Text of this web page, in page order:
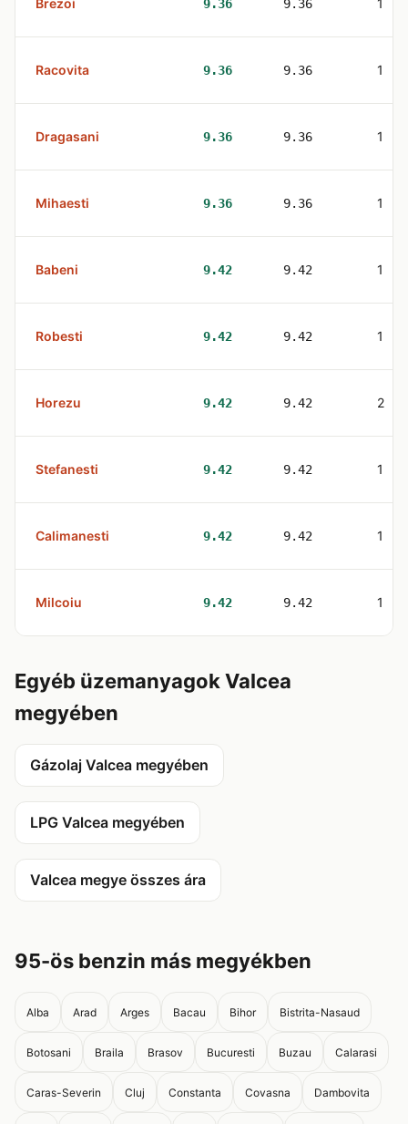
Brezoi 9.36 9.36 1
Racovita 9.36 9.36 1
Dragasani 9.36 9.36 1
Mihaesti 9.36 9.36 1
Babeni 9.42 9.42 1
Robesti 9.42 9.42 1
Horezu 9.42 9.42 2
Stefanesti 9.42 9.42 1
Calimanesti 9.42 9.42 1
Milcoiu 9.42 9.42 1
Egyéb üzemanyagok Valcea
megyében
Gázolaj Valcea megyében
LPG Valcea megyében
Valcea megye összes ára
95-ös benzin más megyékben
Alba Arad Arges Bacau Bihor Bistrita-Nasaud
Botosani Braila Brasov Bucuresti Buzau Calarasi
Caras-Severin Cluj Constanta Covasna Dambovita